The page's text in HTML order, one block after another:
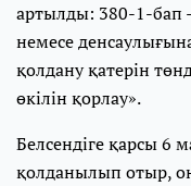
артылды: 380-1-бап
немесе
қолдану қатерін
өкілін қорлау».
Белсендіге қарсы 6
қолданылып отыр,